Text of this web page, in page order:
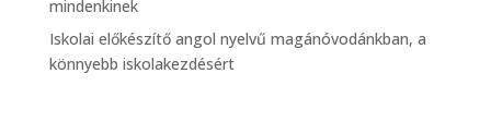
mindenkinek
Iskolai előkészítő angol nyelvű magánóvodánkban, a
könnyebb iskolakezdésért